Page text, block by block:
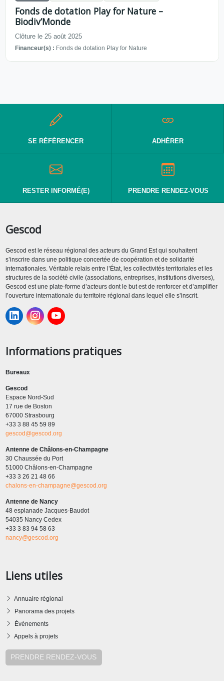
Fonds de dotation Play for Nature –
Biodiv’Monde
Clôture le 25 août 2025
Financeur(s) : Fonds de dotation Play for Nature
SE RÉFÉRENCER ADHÉRER
RESTER INFORMÉ(E) PRENDRE RENDEZ-VOUS
Gescod
Gescod est le réseau régional des acteurs du Grand Est qui souhaitent
s’inscrire dans une politique concertée de coopération et de solidarité
internationales. Véritable relais entre l’État, les collectivités territoriales et les
structures de la société civile (associations, entreprises, institutions diverses),
Gescod est une plate-forme d’acteurs dont le but est de renforcer et d’amplifier
l’ouverture internationale du territoire régional dans lequel elle s’inscrit.
Informations pratiques
Bureaux
Gescod
Espace Nord-Sud
17 rue de Boston
67000 Strasbourg
+33 3 88 45 59 89
gescod@gescod.org
Antenne de Châlons-en-Champagne
30 Chaussée du Port
51000 Châlons-en-Champagne
+33 3 26 21 48 66
chalons-en-champagne@gescod.org
Antenne de Nancy
48 esplanade Jacques-Baudot
54035 Nancy Cedex
+33 3 83 94 58 63
nancy@gescod.org
Liens utiles
Annuaire régional
Panorama des projets
Événements
Appels à projets
PRENDRE RENDEZ-VOUS